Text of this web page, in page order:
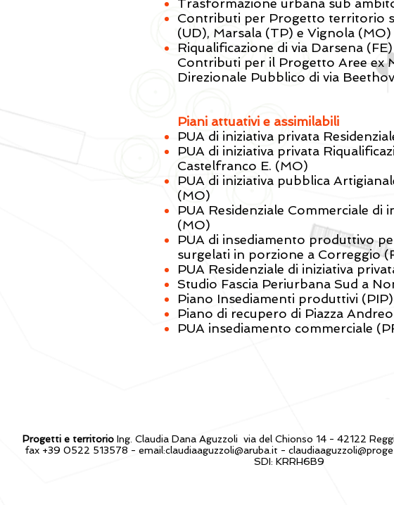
Trasformazione urbana sub
Contributi per Progetto territorio
(UD), Marsala (TP) e Vignola (MO)
Riqualificazione di via Darsena
Contributi per il Progetto Aree ex
Direzionale Pubblico di via
Piani attuativi e assimilabili
PUA di iniziativa privata
PUA di iniziativa privata
Castelfranco E. (MO)
PUA di iniziativa pubblica
(MO)
PUA Residenziale Commerciale di
(MO)
PUA di insediamento produttivo
surgelati in porzione a Correggio
PUA Residenziale di iniziativa
Studio Fascia Periurbana Sud a
Piano Insediamenti produttivi
Piano di recupero di Piazza
PUA insediamento commerciale
Progetti e territorio Ing. Claudia Dana Aguzzoli via del Chionso 14 - 42122
fax +39 0522 513578 - email:claudiaaguzzoli@aruba.it -
SDI: KRRH6B9